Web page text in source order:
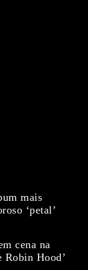
mais
‘petal’
cena na
Robin Hood’